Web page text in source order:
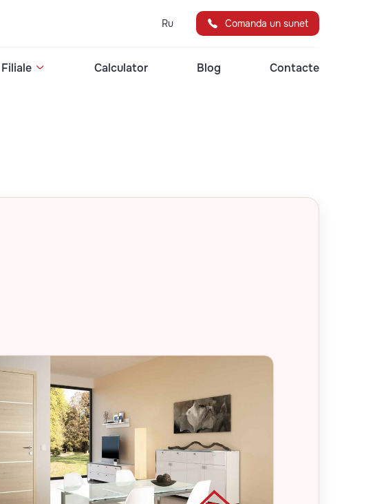
Ru Comanda un sunet
Filiale Calculator Blog Contacte